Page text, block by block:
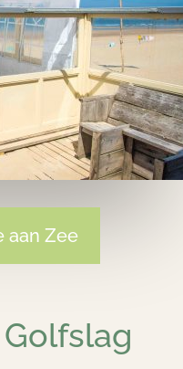
aan Zee